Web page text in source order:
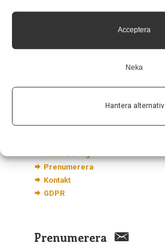
Acceptera
Neka
Hantera alternativ
Neurologi i Sverige
113 68 Stockholm
nis@pharma-industry.se
Om Neurologi i Sverige
Prenumerera
Kontakt
GDPR
Prenumerera